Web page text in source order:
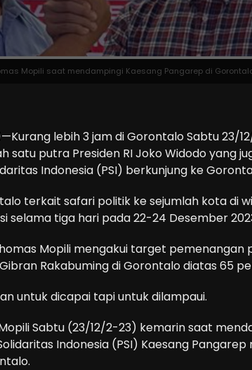
Mopili saat mendampingi Kaesang Pangarep di
lebih 3 jam di Gorontalo Sabtu 23/
satu putra Presiden RI Joko Widodo yang
Indonesia (PSI) berkunjung ke
terkait safari politik ke sejumlah kota di
selama tiga hari pada 22-24 Desember
Mopili mengakui target pemenangan
Rakabuming di Gorontalo diatas 65
untuk dicapai tapi untuk dilampaui.
Sabtu (23/12/2-23) kemarin saat
Indonesia (PSI) Kaesang Pangarep